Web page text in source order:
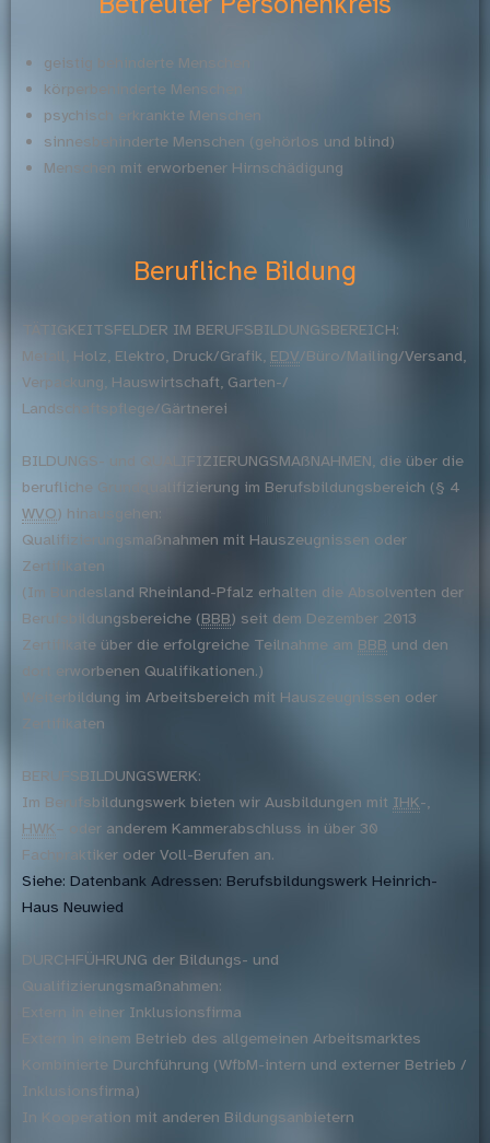
geistig behinderte Menschen
körperbehinderte Menschen
psychisch erkrankte Menschen
sinnesbehinderte Menschen (gehörlos und blind)
Menschen mit erworbener Hirnschädigung
Berufliche Bildung
TÄTIGKEITSFELDER IM BERUFSBILDUNGSBEREICH:
Metall, Holz, Elektro, Druck/Grafik, EDV/Büro/Mailing/Versand,
Verpackung, Hauswirtschaft, Garten-/
Landschaftspflege/Gärtnerei
BILDUNGS- und QUALIFIZIERUNGSMAßNAHMEN, die über die
berufliche Grundqualifizierung im Berufsbildungsbereich (§ 4
WVO) hinausgehen:
Qualifizierungsmaßnahmen mit Hauszeugnissen oder
Zertifikaten
(Im Bundesland Rheinland-Pfalz erhalten die Absolventen der
Berufsbildungsbereiche (BBB) seit dem Dezember 2013
Zertifikate über die erfolgreiche Teilnahme am BBB und den
dort erworbenen Qualifikationen.)
Weiterbildung im Arbeitsbereich mit Hauszeugnissen oder
Zertifikaten
BERUFSBILDUNGSWERK:
Im Berufsbildungswerk bieten wir Ausbildungen mit IHK-,
HWK– oder anderem Kammerabschluss in über 30
Fachpraktiker oder Voll-Berufen an.
Siehe: Datenbank Adressen: Berufsbildungswerk Heinrich-
Haus Neuwied
DURCHFÜHRUNG der Bildungs- und
Qualifizierungsmaßnahmen:
Extern in einer Inklusionsfirma
Extern in einem Betrieb des allgemeinen Arbeitsmarktes
Kombinierte Durchführung (WfbM-intern und externer Betrieb /
Inklusionsfirma)
In Kooperation mit anderen Bildungsanbietern